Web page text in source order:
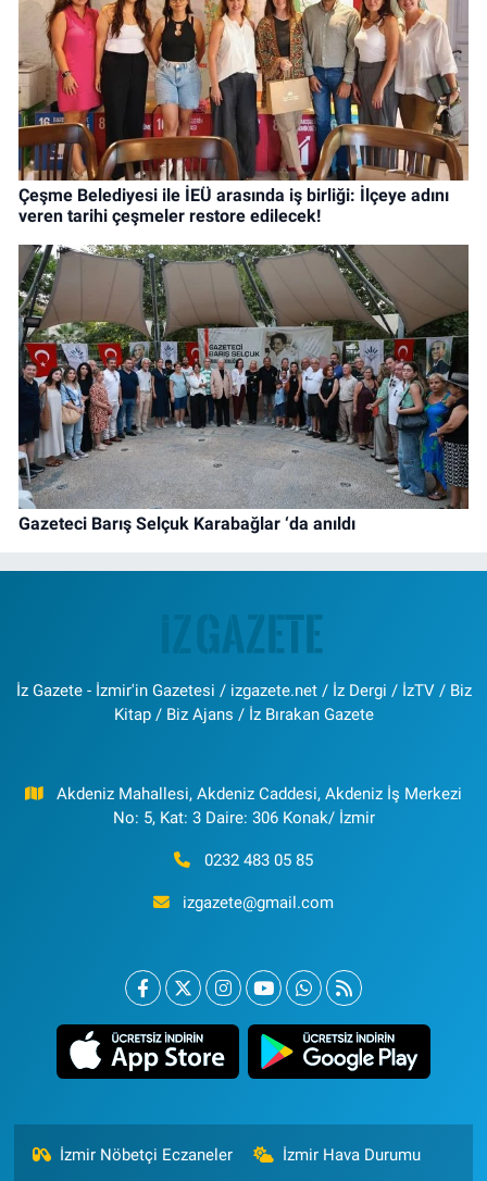
Çeşme Belediyesi ile İEÜ arasında iş birliği: İlçeye adını
veren tarihi çeşmeler restore edilecek!
Gazeteci Barış Selçuk Karabağlar ‘da anıldı
İz Gazete - İzmir'in Gazetesi / izgazete.net / İz Dergi / İzTV / Biz
Kitap / Biz Ajans / İz Bırakan Gazete
Akdeniz Mahallesi, Akdeniz Caddesi, Akdeniz İş Merkezi
No: 5, Kat: 3 Daire: 306 Konak/ İzmir
0232 483 05 85
izgazete@gmail.com
İzmir Nöbetçi Eczaneler İzmir Hava Durumu